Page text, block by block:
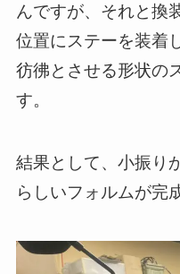
んですが、それと
位置にステーを装着
彷彿とさせる形状の
す。
結果として、小振り
らしいフォルムが完